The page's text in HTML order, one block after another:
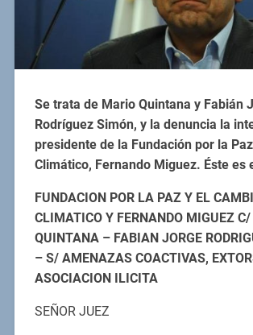
Se trata de Mario Quintana y Fabián
Rodríguez Simón, y la denuncia la
presidente de la Fundación por la
Climático, Fernando Miguez. Éste es
FUNDACION POR LA PAZ Y EL
CLIMATICO Y FERNANDO MIGUEZ
QUINTANA – FABIAN JORGE
– S/ AMENAZAS COACTIVAS,
ASOCIACION ILICITA
SEÑOR JUEZ